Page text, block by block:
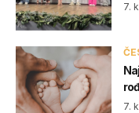
7.
7.